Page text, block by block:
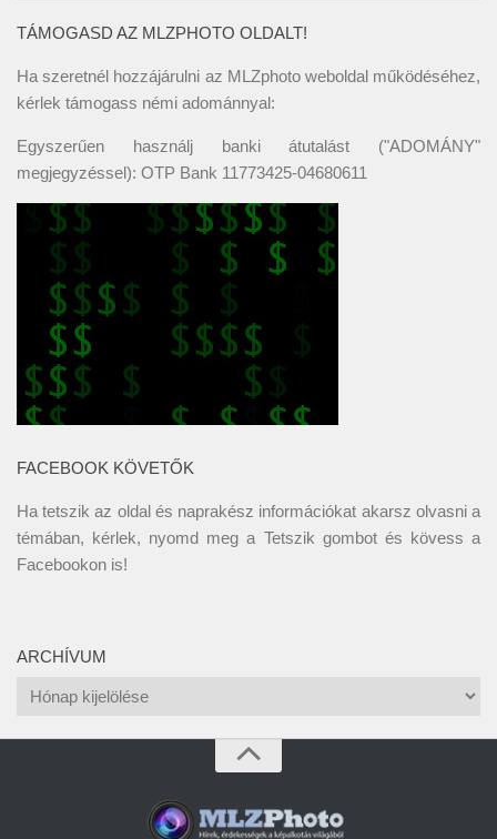
TÁMOGASD AZ MLZPHOTO OLDALT!
Ha szeretnél hozzájárulni az MLZphoto weboldal működéséhez,
kérlek támogass némi adománnyal:
Egyszerűen használj banki átutalást ("ADOMÁNY"
megjegyzéssel): OTP Bank 11773425-04680611
FACEBOOK KÖVETŐK
Ha tetszik az oldal és naprakész információkat akarsz olvasni a
témában, kérlek, nyomd meg a Tetszik gombot és kövess a
Facebookon is!
ARCHÍVUM
Archívum